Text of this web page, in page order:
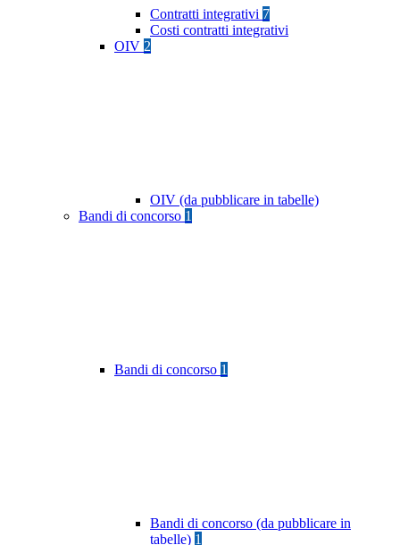
Contratti integrativi 7
Costi contratti integrativi
OIV 2
OIV (da pubblicare in tabelle)
Bandi di concorso 1
Bandi di concorso 1
Bandi di concorso (da pubblicare in
tabelle) 1